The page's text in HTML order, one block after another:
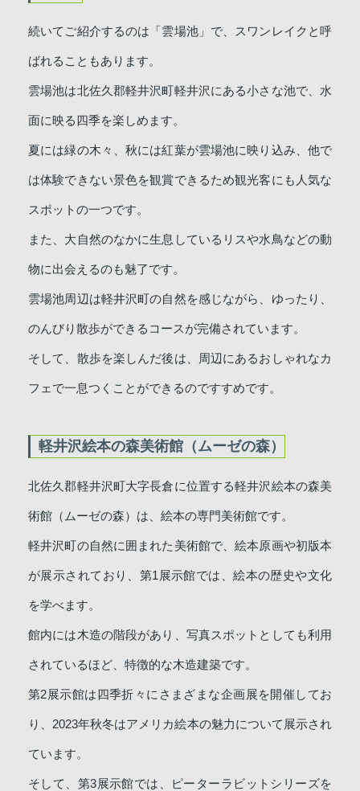
続いてご紹介するのは「雲場池」で、スワンレイクと呼
ばれることもあります。
雲場池は北佐久郡軽井沢町軽井沢にある小さな池で、水
面に映る四季を楽しめます。
夏には緑の木々、秋には紅葉が雲場池に映り込み、他で
は体験できない景色を観賞できるため観光客にも人気な
スポットの一つです。
また、大自然のなかに生息しているリスや水鳥などの動
物に出会えるのも魅了です。
雲場池周辺は軽井沢町の自然を感じながら、ゆったり、
のんびり散歩ができるコースが完備されています。
そして、散歩を楽しんだ後は、周辺にあるおしゃれなカ
フェで一息つくことができるのですすめです。
軽井沢絵本の森美術館（ムーゼの森）
北佐久郡軽井沢町大字長倉に位置する軽井沢絵本の森美
術館（ムーゼの森）は、絵本の専門美術館です。
軽井沢町の自然に囲まれた美術館で、絵本原画や初版本
が展示されており、第1展示館では、絵本の歴史や文化
を学べます。
館内には木造の階段があり、写真スポットとしても利用
されているほど、特徴的な木造建築です。
第2展示館は四季折々にさまざまな企画展を開催してお
り、2023年秋冬はアメリカ絵本の魅力について展示され
ています。
そして、第3展示館では、ピーターラビットシリーズを